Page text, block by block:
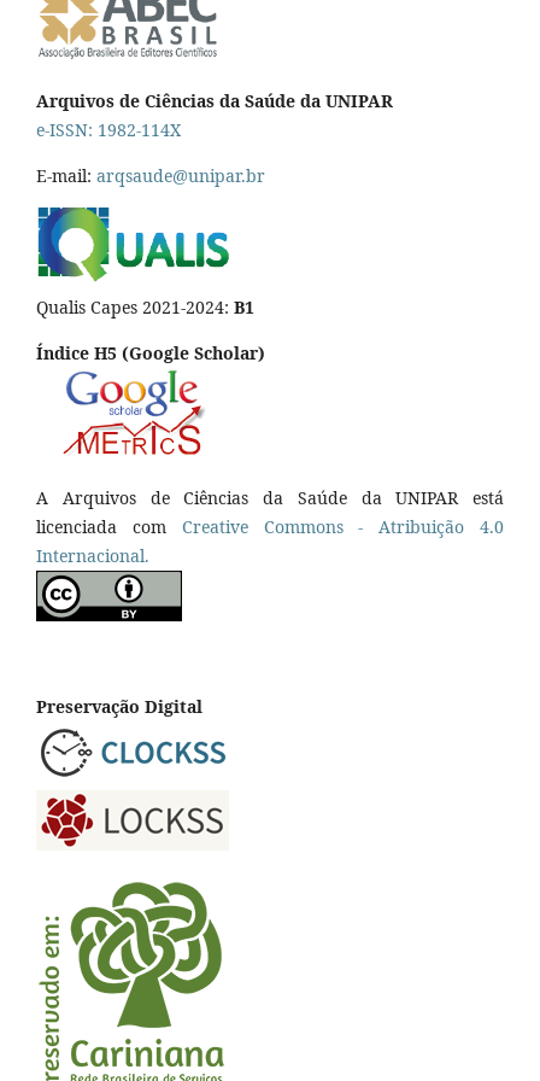
Arquivos de Ciências da Saúde da UNIPAR
e-ISSN: 1982-114X
E-mail: arqsaude@unipar.br
Qualis Capes 2021-2024: B1
Índice H5 (Google Scholar)
A Arquivos de Ciências da Saúde da UNIPAR está
licenciada com Creative Commons - Atribuição 4.0
Internacional.
Preservação Digital